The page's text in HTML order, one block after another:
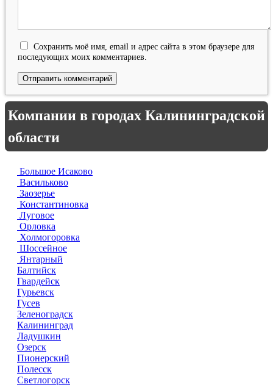
Сохранить моё имя, email и адрес сайта в этом браузере для
последующих моих комментариев.
Компании в городах Калининградской
области
Большое Исаково
Васильково
Заозерье
Константиновка
Луговое
Орловка
Холмогоровка
Шоссейное
Янтарный
Балтийск
Гвардейск
Гурьевск
Гусев
Зеленоградск
Калининград
Ладушкин
Озерск
Пионерский
Полесск
Светлогорск